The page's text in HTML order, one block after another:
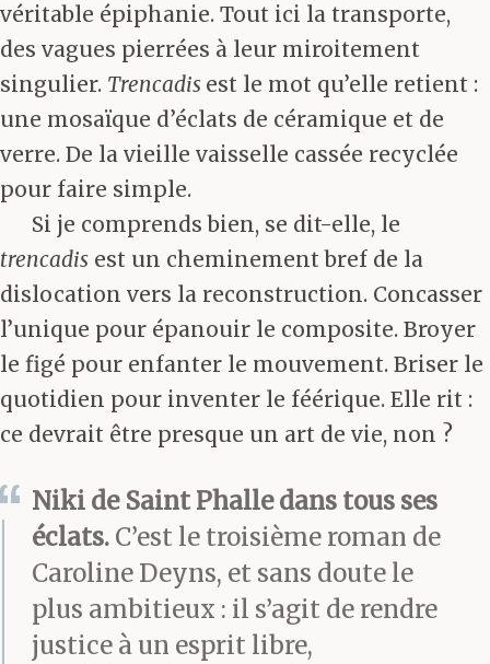
véritable épiphanie. Tout ici la transporte,
des vagues pierrées à leur miroitement
singulier. Trencadis est le mot qu’elle retient :
une mosaïque d’éclats de céramique et de
verre. De la vieille vaisselle cassée recyclée
pour faire simple.
Si je comprends bien, se dit-elle, le
trencadis est un cheminement bref de la
dislocation vers la reconstruction. Concasser
l’unique pour épanouir le composite. Broyer
le figé pour enfanter le mouvement. Briser le
quotidien pour inventer le féérique. Elle rit :
ce devrait être presque un art de vie, non ?
Niki de Saint Phalle dans tous ses
éclats. C’est le troisième roman de
Caroline Deyns, et sans doute le
plus ambitieux : il s’agit de rendre
justice à un esprit libre,